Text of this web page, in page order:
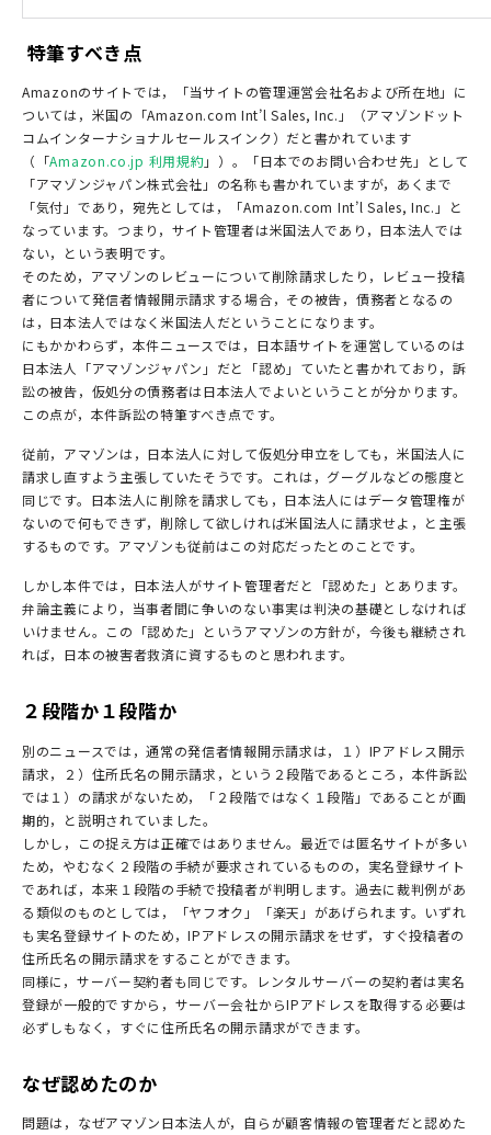
特筆すべき点
Amazonのサイトでは，「当サイトの管理運営会社名および所在地」に
ついては，米国の「Amazon.com Int’l Sales, Inc.」（アマゾンドット
コムインターナショナルセールスインク）だと書かれています
（「Amazon.co.jp 利用規約」）。「日本でのお問い合わせ先」として
「アマゾンジャパン株式会社」の名称も書かれていますが，あくまで
「気付」であり，宛先としては，「Amazon.com Int’l Sales, Inc.」と
なっています。つまり，サイト管理者は米国法人であり，日本法人では
ない，という表明です。
そのため，アマゾンのレビューについて削除請求したり，レビュー投稿
者について発信者情報開示請求する場合，その被告，債務者となるの
は，日本法人ではなく米国法人だということになります。
にもかかわらず，本件ニュースでは，日本語サイトを運営しているのは
日本法人「アマゾンジャパン」だと「認め」ていたと書かれており，訴
訟の被告，仮処分の債務者は日本法人でよいということが分かります。
この点が，本件訴訟の特筆すべき点です。
従前，アマゾンは，日本法人に対して仮処分申立をしても，米国法人に
請求し直すよう主張していたそうです。これは，グーグルなどの態度と
同じです。日本法人に削除を請求しても，日本法人にはデータ管理権が
ないので何もできず，削除して欲しければ米国法人に請求せよ，と主張
するものです。アマゾンも従前はこの対応だったとのことです。
しかし本件では，日本法人がサイト管理者だと「認めた」とあります。
弁論主義により，当事者間に争いのない事実は判決の基礎としなければ
いけません。この「認めた」というアマゾンの方針が，今後も継続され
れば，日本の被害者救済に資するものと思われます。
２段階か１段階か
別のニュースでは，通常の発信者情報開示請求は，１）IPアドレス開示
請求，２）住所氏名の開示請求，という２段階であるところ，本件訴訟
では１）の請求がないため，「２段階ではなく１段階」であることが画
期的，と説明されていました。
しかし，この捉え方は正確ではありません。最近では匿名サイトが多い
ため，やむなく２段階の手続が要求されているものの，実名登録サイト
であれば，本来１段階の手続で投稿者が判明します。過去に裁判例があ
る類似のものとしては，「ヤフオク」「楽天」があげられます。いずれ
も実名登録サイトのため，IPアドレスの開示請求をせず，すぐ投稿者の
住所氏名の開示請求をすることができます。
同様に，サーバー契約者も同じです。レンタルサーバーの契約者は実名
登録が一般的ですから，サーバー会社からIPアドレスを取得する必要は
必ずしもなく，すぐに住所氏名の開示請求ができます。
なぜ認めたのか
問題は，なぜアマゾン日本法人が，自らが顧客情報の管理者だと認めた